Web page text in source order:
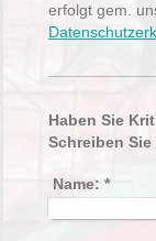
erfolgt gem.
Haben Sie
Schreiben Sie
Name: *